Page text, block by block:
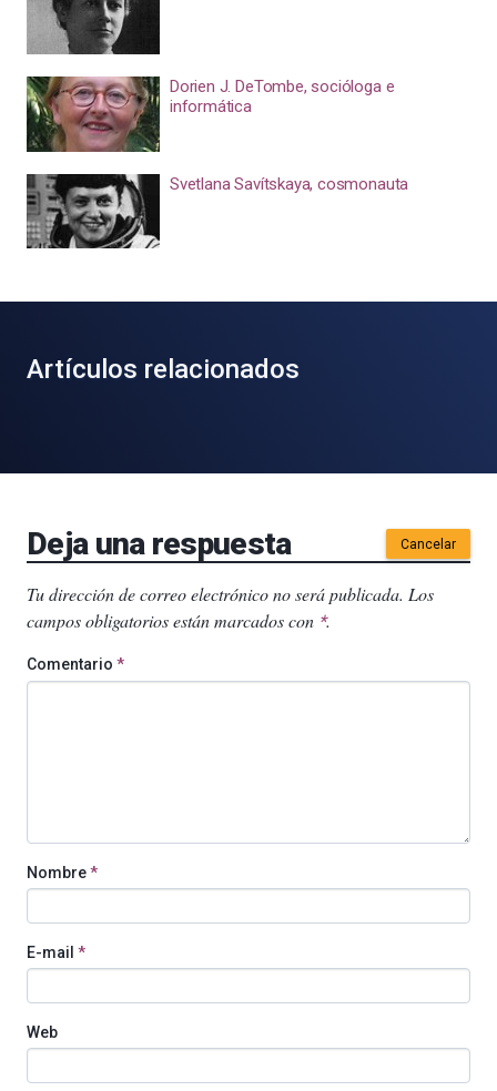
Dorien J. DeTombe, socióloga e
informática
Svetlana Savítskaya, cosmonauta
Artículos relacionados
Deja una respuesta Cancelar
Tu dirección de correo electrónico no será publicada. Los
campos obligatorios están marcados con *.
Comentario *
Nombre*
E-mail *
Web